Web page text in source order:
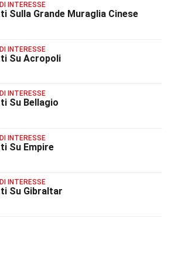
INTERESSE
Sulla Grande Muraglia Cinese
INTERESSE
Su Acropoli
INTERESSE
Su Bellagio
INTERESSE
Su Empire
INTERESSE
Su Gibraltar